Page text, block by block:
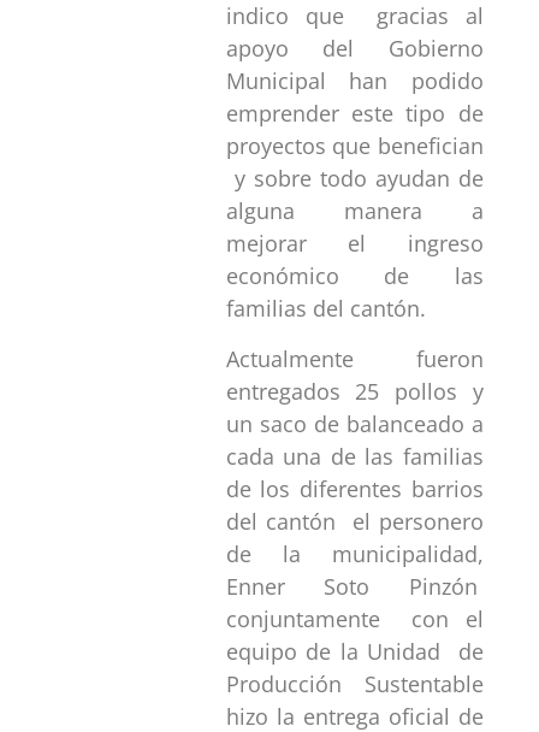
indico que gracias al
apoyo del Gobierno
Municipal han podido
emprender este tipo de
proyectos que benefician
y sobre todo ayudan de
alguna manera a
mejorar el ingreso
económico de las
familias del cantón.
Actualmente fueron
entregados 25 pollos y
un saco de balanceado a
cada una de las familias
de los diferentes barrios
del cantón el personero
de la municipalidad,
Enner Soto Pinzón
conjuntamente con el
equipo de la Unidad de
Producción Sustentable
hizo la entrega oficial de